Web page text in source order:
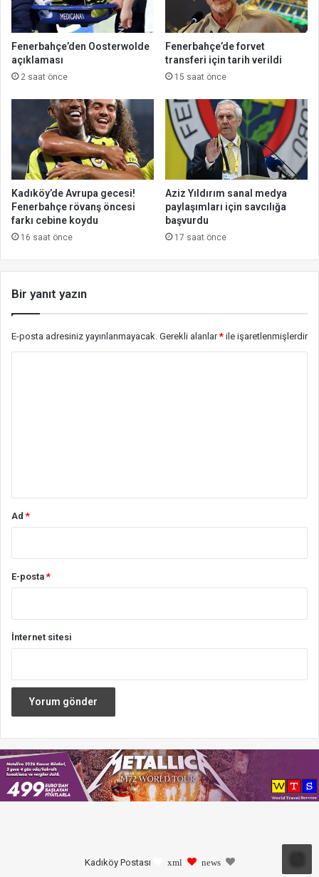
Fenerbahçe’den Oosterwolde
açıklaması
2 saat önce
Fenerbahçe’de forvet
transferi için tarih verildi
15 saat önce
Kadıköy’de Avrupa gecesi!
Fenerbahçe rövanş öncesi
farkı cebine koydu
16 saat önce
Aziz Yıldırım sanal medya
paylaşımları için savcılığa
başvurdu
17 saat önce
Bir yanıt yazın
E-posta adresiniz yayınlanmayacak. Gerekli alanlar* ile işaretlenmişlerdir
Ad*
E-posta*
İnternet sitesi
Kadıköy Postası xml news